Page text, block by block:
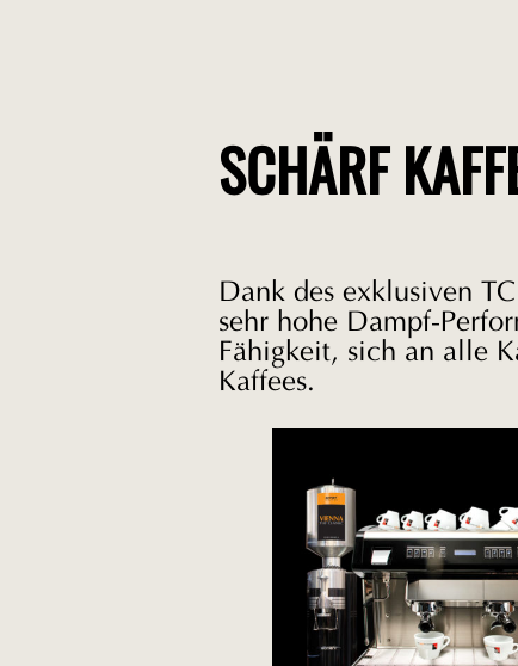
SCHÄRF
Dank des exklusiven
sehr hohe Dampf-
Fähigkeit, sich an alle
Kaffees.